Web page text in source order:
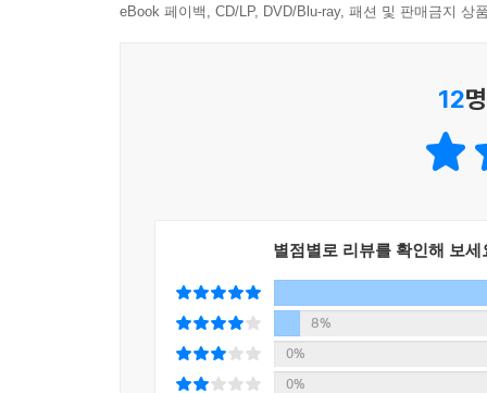
태풍, 파란 하늘의 기원을 찾는 끈질긴 질문, 보
들여다보는 빛의 과학부터 코로나바이러스를 분
결국 저 먼 심우주에서 시작된 탐구는 ‘그렇다면
물리학의 진입 장벽은 여전히 높게만 느껴진다.
저자는 2004년부터 강단에서 학생들을 가르치
가장 친근하고 다정한 언어로 번역해 온 탁월
eBook 페이백, CD/LP, DVD/Blu-ray, 패션 및 판매금지 상
12
별점별로 리뷰를 확인해 보세
8%
0%
0%